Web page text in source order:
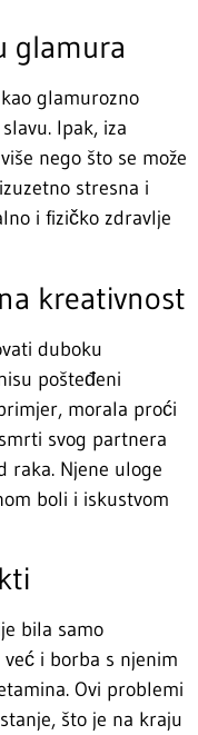
glamura
glamurozno
Ipak, iza
nego što se može
stresna i
i fizičko zdravlje
kreativnost
duboku
pošteđeni
morala proći
svog partnera
raka. Njene uloge
boli i iskustvom
bila samo
i borba s njenim
Ovi problemi
što je na kraju